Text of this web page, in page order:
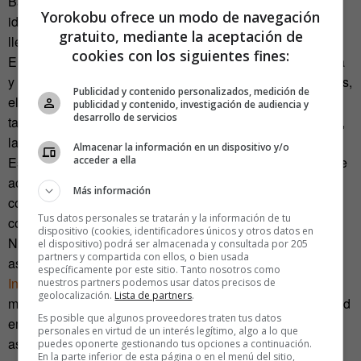
ideas en común. Para pensarlas pero, sobre todo, para
llevarlas a la práctica.
Ella es «periodista por vocación, economista por coyuntura
y community manager de profesión». Su último cumpleaños,
el número 28, lo pasó hace unos días en la carretera, y
también a bordo de la caravana conoció, junto a su equipo,
la realidad que afecta a jóvenes emprendedores de toda
España, a estudiantes universitarios y a particulares que se
acercaron para contarles eso: qué es lo que quieren hacer
con sus vidas. Ser escritora, vivir de la música,
comercializar productos ecológicos, viajar en bicicleta por
Nueva Zelanda, promover la cooperación internacional. Y
así cientos de aspiraciones.
Innovandis, de San Sebastián, es uno de los ejemplos que
menciona Sánchez. Es un proyecto que promueve la actitud
emprendedora desde la universidad a través de una
asignatura. También visitaronBluscus, una iniciativa en la
Yorokobu ofrece un modo de navegación
gratuito, mediante la aceptación de
cookies con los siguientes fines:
Publicidad y contenido personalizados, medición de
publicidad y contenido, investigación de audiencia y
desarrollo de servicios
Almacenar la información en un dispositivo y/o
acceder a ella
Más información
Tus datos personales se tratarán y la información de tu
dispositivo (cookies, identificadores únicos y otros datos en
el dispositivo) podrá ser almacenada y consultada por 205
partners y compartida con ellos, o bien usada
específicamente por este sitio. Tanto nosotros como
nuestros partners podemos usar datos precisos de
geolocalización. Lista de partners.
Es posible que algunos proveedores traten tus datos
personales en virtud de un interés legítimo, algo a lo que
puedes oponerte gestionando tus opciones a continuación.
En la parte inferior de esta página o en el menú del sitio,